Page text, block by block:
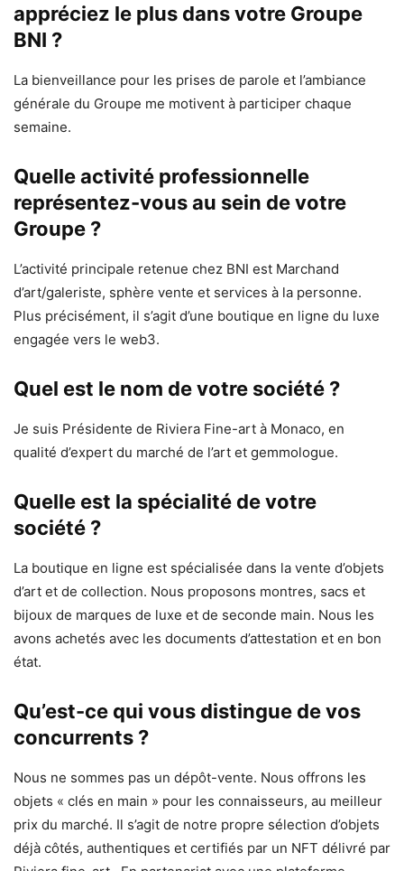
appréciez le plus dans votre Groupe
BNI ?
La bienveillance pour les prises de parole et l’ambiance
générale du Groupe me motivent à participer chaque
semaine.
Quelle activité professionnelle
représentez-vous au sein de votre
Groupe ?
L’activité principale retenue chez BNI est Marchand
d’art/galeriste, sphère vente et services à la personne.
Plus précisément, il s’agit d’une boutique en ligne du luxe
engagée vers le web3.
Quel est le nom de votre société ?
Je suis Présidente de Riviera Fine-art à Monaco, en
qualité d’expert du marché de l’art et gemmologue.
Quelle est la spécialité de votre
société ?
La boutique en ligne est spécialisée dans la vente d’objets
d’art et de collection. Nous proposons montres, sacs et
bijoux de marques de luxe et de seconde main. Nous les
avons achetés avec les documents d’attestation et en bon
état.
Qu’est-ce qui vous distingue de vos
concurrents ?
Nous ne sommes pas un dépôt-vente. Nous offrons les
objets « clés en main » pour les connaisseurs, au meilleur
prix du marché. Il s’agit de notre propre sélection d’objets
déjà côtés, authentiques et certifiés par un NFT délivré par